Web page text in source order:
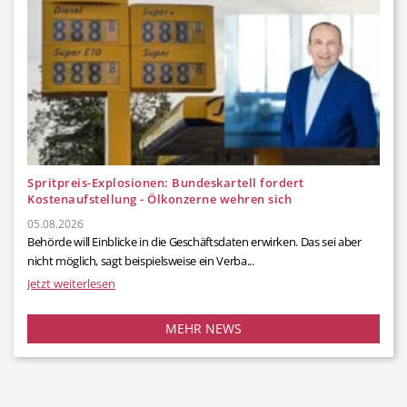
Spritpreis-Explosionen: Bundeskartell fordert
Kostenaufstellung - Ölkonzerne wehren sich
05.08.2026
Behörde will Einblicke in die Geschäftsdaten erwirken. Das sei aber
nicht möglich, sagt beispielsweise ein Verba...
Jetzt weiterlesen
MEHR NEWS